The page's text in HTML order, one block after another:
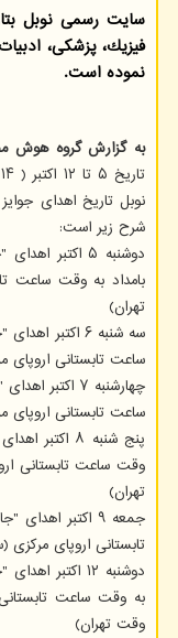
سایت رسمی نوبل
فیزیك، پزشكی،
نموده است.
به گزارش گروه هوش
نوبل تاریخ اهدای
شرح زیر است:
تهران)
ساعت تابستانی اروپای مرکزی (ساعت
ساعت تابستانی اروپای مرکزی (ساعت
تهران)
تابستانی اروپای مرکزی (ساعت ۱۲: ۳۰ ظهر به
وقت تهران)